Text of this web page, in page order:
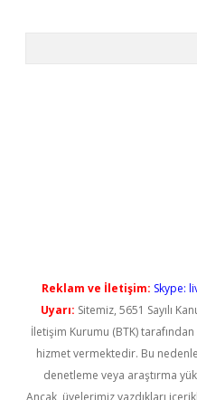
Reklam ve İletişim: Skype:
Uyarı: Sitemiz, 5651 Sayılı
İletişim Kurumu (BTK)
hizmet vermektedir. Bu
denetleme veya araştırma
Ancak, üyelerimiz yazdıkları